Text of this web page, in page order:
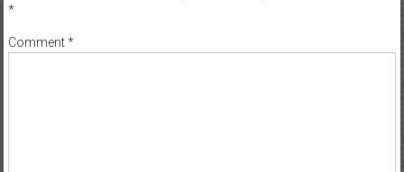
*
Comment*